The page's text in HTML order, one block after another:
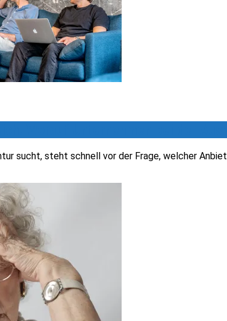
sucht, steht schnell vor der Frage, welcher